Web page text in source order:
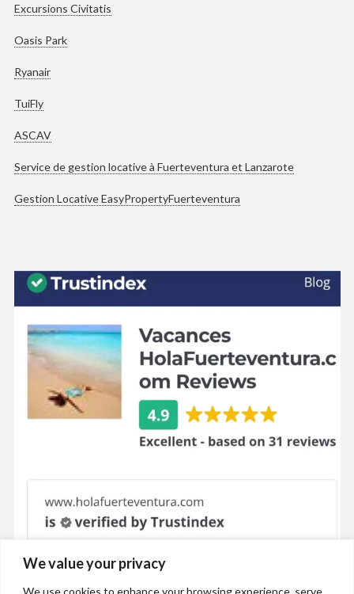
We value your privacy
We use cookies to enhance your browsing experience, serve
Excursions Civitatis
Oasis Park
Ryanair
TuiFly
ASCAV
Service de gestion locative à Fuerteventura et Lanzarote
Gestion Locative EasyPropertyFuerteventura